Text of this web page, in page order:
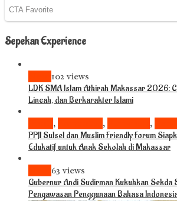
Sepekan Experience
102 views
LDK SMA Islam Athirah Makassar 2026:
Lincah, dan Berkarakter Islami
, , ,
PPJI Sulsel dan Muslim Friendly Forum
Edukatif untuk Anak Sekolah di Makassar
63 views
Gubernur Andi Sudirman Kukuhkan Sekda
Pengawasan Penggunaan Bahasa